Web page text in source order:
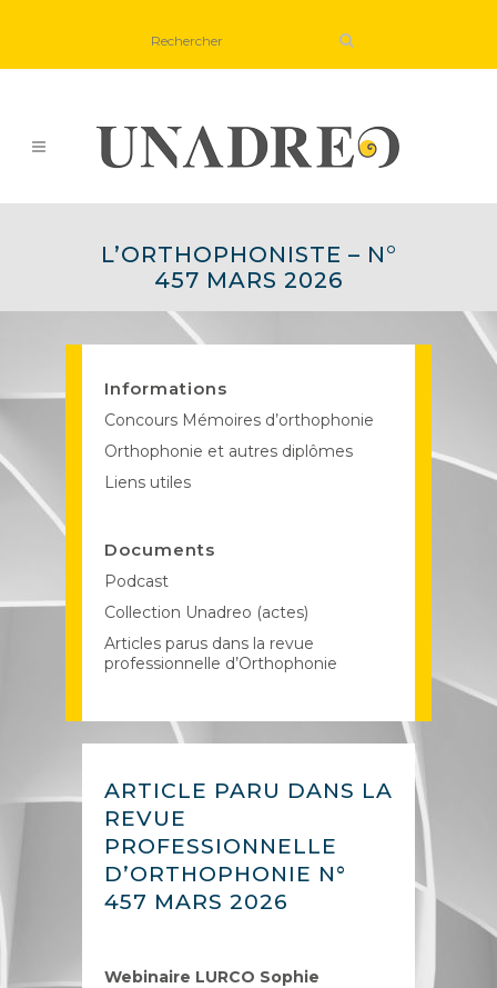
L’ORTHOPHONISTE – N°
457 MARS 2026
Informations
Concours Mémoires d’orthophonie
Orthophonie et autres diplômes
Liens utiles
Documents
Podcast
Collection Unadreo (actes)
Articles parus dans la revue
professionnelle d’Orthophonie
ARTICLE PARU DANS LA
REVUE
PROFESSIONNELLE
D’ORTHOPHONIE N°
457 MARS 2026
Webinaire LURCO Sophie